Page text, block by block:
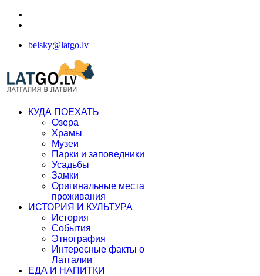
belsky@latgo.lv
КУДА ПОЕХАТЬ
Озера
Храмы
Музеи
Парки и заповедники
Усадьбы
Замки
Оригинальные места
проживания
ИСТОРИЯ И КУЛЬТУРА
История
События
Этнография
Интересные факты о
Латгалии
ЕДА И НАПИТКИ